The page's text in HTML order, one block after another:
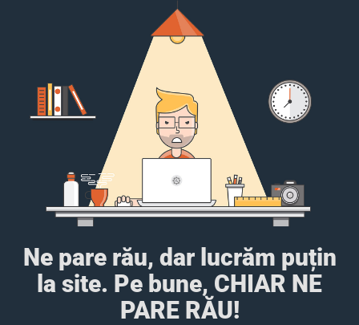
Ne pare rău, dar lucrăm puțin
la site. Pe bune, CHIAR NE
PARE RĂU!